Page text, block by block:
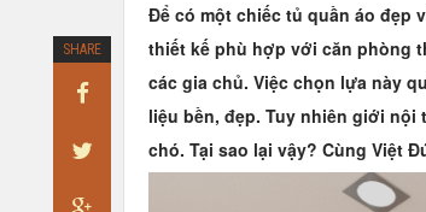
SHARE
Để có một chiếc tủ quần áo đẹp
thiết kế phù hợp với căn phòng
các gia chủ. Việc chọn lựa này
liệu bền, đẹp. Tuy nhiên giới
chó. Tại sao lại vậy? Cùng Việt